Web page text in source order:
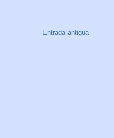
Entrada antigua